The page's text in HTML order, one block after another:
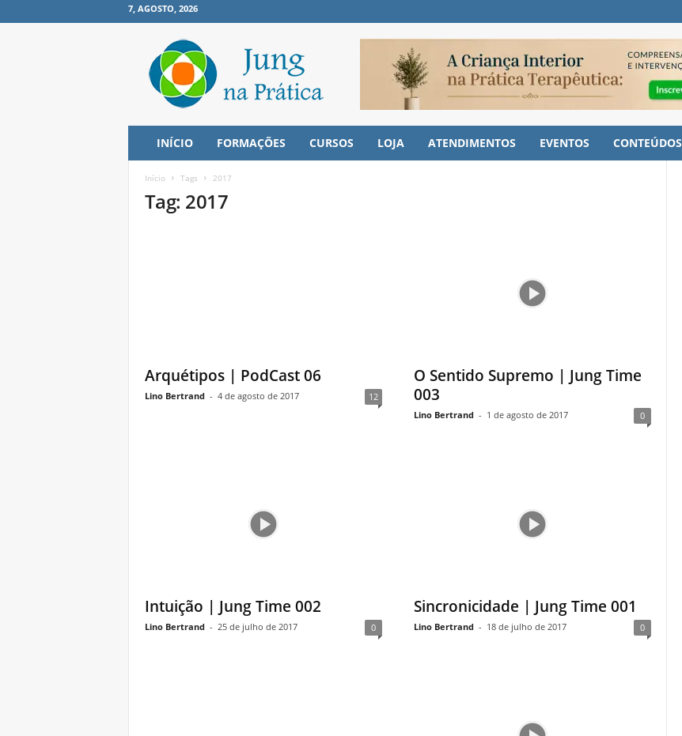
7, AGOSTO, 2026
INÍCIO FORMAÇÕES CURSOS LOJA ATENDIMENTOS EVENTOS CONTEÚDOS
Início Tags 2017
Tag: 2017
Arquétipos | PodCast 06
Lino Bertrand - 4 de agosto de 2017 12
O Sentido Supremo | Jung Time
003
Lino Bertrand - 1 de agosto de 2017 0
Intuição | Jung Time 002
Lino Bertrand - 25 de julho de 2017 0
Sincronicidade | Jung Time 001
Lino Bertrand - 18 de julho de 2017 0